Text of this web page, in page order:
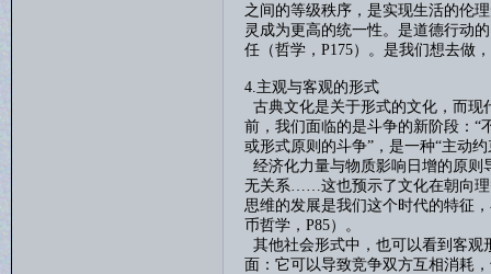
之间的等级秩序，是实现生活的伦
灵成为更高的统一性。是道德行动
任（哲学， P175）。是我们想去做
4.主观与客观的形式
古典文化是关于形式的文化，而现
前，我们面临的是斗争的新阶段： “
或形式原则的斗争”，是一种“主动
经济化力量与物质影响日增的原则
无关系 ……这也预示了文化在朝向
思维的发展是我们这个时代的特征
币哲学， P85）。
其他社会形式中，也可以看到客观
面：它可以导致竞争双方互相消耗